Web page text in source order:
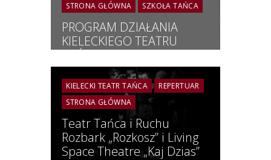
STRONA GŁÓWNA
SZKOŁA TAŃCA
PROGRAM DZIAŁANIA
KIELECKIEGO TEATRU
TAŃCA | PLAN
PIĘCIOLETNI | 2022 – 2027
KIELECKI TEATR TAŃCA
REPERTUAR
STRONA GŁÓWNA
Teatr Tańca i Ruchu
Rozbark „Rozkosz” i Living
Space Theatre „Kaj Dzias”